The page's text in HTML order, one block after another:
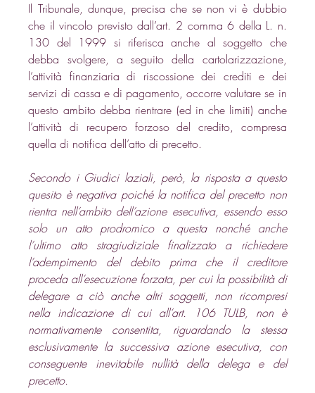
Il Tribunale, dunque, precisa che se non vi è dubbio
che il vincolo previsto dall’art. 2 comma 6 della L. n.
130 del 1999 si riferisca anche al soggetto che
debba svolgere, a seguito della cartolarizzazione,
l’attività finanziaria di riscossione dei crediti e dei
servizi di cassa e di pagamento, occorre valutare se in
questo ambito debba rientrare (ed in che limiti) anche
l’attività di recupero forzoso del credito, compresa
quella di notifica dell’atto di precetto.
Secondo i Giudici laziali, però, la risposta a questo
quesito è negativa poiché la notifica del precetto non
rientra nell’ambito dell’azione esecutiva, essendo esso
solo un atto prodromico a questa nonché anche
l’ultimo atto stragiudiziale finalizzato a richiedere
l’adempimento del debito prima che il creditore
proceda all’esecuzione forzata, per cui la possibilità di
delegare a ciò anche altri soggetti, non ricompresi
nella indicazione di cui all’art. 106 TULB, non è
normativamente consentita, riguardando la stessa
esclusivamente la successiva azione esecutiva, con
conseguente inevitabile nullità della delega e del
precetto.